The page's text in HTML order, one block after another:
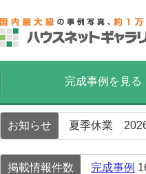
完成事例を見る
お知らせ 夏季休業
掲載情報件数 完成事例